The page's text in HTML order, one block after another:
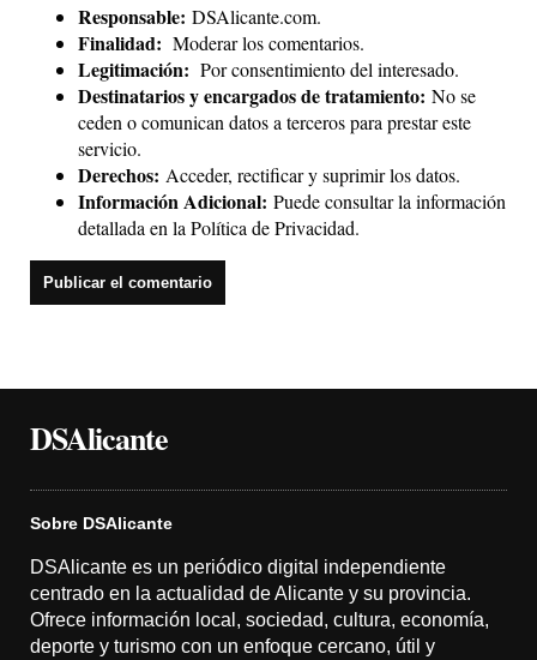
Responsable: DSAlicante.com.
Finalidad: Moderar los comentarios.
Legitimación: Por consentimiento del interesado.
Destinatarios y encargados de tratamiento: No se
ceden o comunican datos a terceros para prestar este
servicio.
Derechos: Acceder, rectificar y suprimir los datos.
Información Adicional: Puede consultar la información
detallada en la Política de Privacidad.
DSAlicante
Sobre DSAlicante
DSAlicante es un periódico digital independiente
centrado en la actualidad de Alicante y su provincia.
Ofrece información local, sociedad, cultura, economía,
deporte y turismo con un enfoque cercano, útil y